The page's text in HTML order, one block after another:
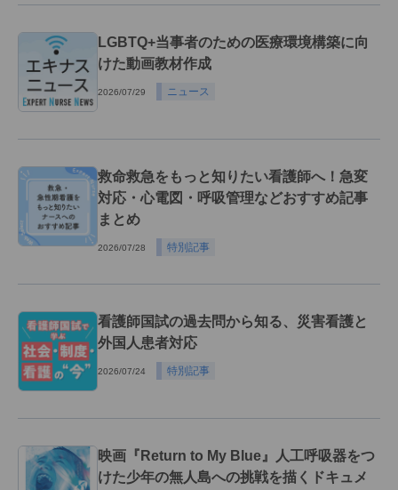
LGBTQ+当事者のための医療環境構築に向
けた動画教材作成
2026/07/29 ニュース
救命救急をもっと知りたい看護師へ！急変
対応・心電図・呼吸管理などおすすめ記事
まとめ
2026/07/28 特別記事
看護師国試の過去問から知る、災害看護と
外国人患者対応
2026/07/24 特別記事
映画『Return to My Blue』人工呼吸器をつ
けた少年の無人島への挑戦を描くドキュメ